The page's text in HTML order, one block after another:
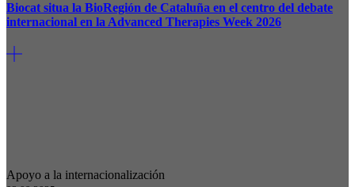
Biocat situa la BioRegión de Cataluña en el centro del debate
internacional en la Advanced Therapies Week 2026
Apoyo a la internacionalización